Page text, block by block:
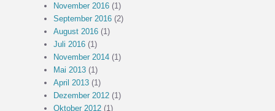
November 2016(1)
September 2016(2)
August 2016(1)
Juli 2016(1)
November 2014(1)
Mai 2013(1)
April 2013(1)
Dezember 2012(1)
Oktober 2012(1)